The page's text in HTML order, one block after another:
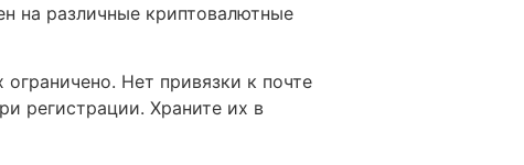
на различные криптовалютные
Нет привязки к почте
регистрации. Храните их в